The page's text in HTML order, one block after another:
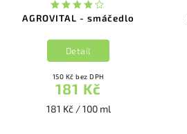
AGROVITAL - smáčedlo
150 Kč bez DPH
181 Kč
181 Kč / 100 ml
Detail